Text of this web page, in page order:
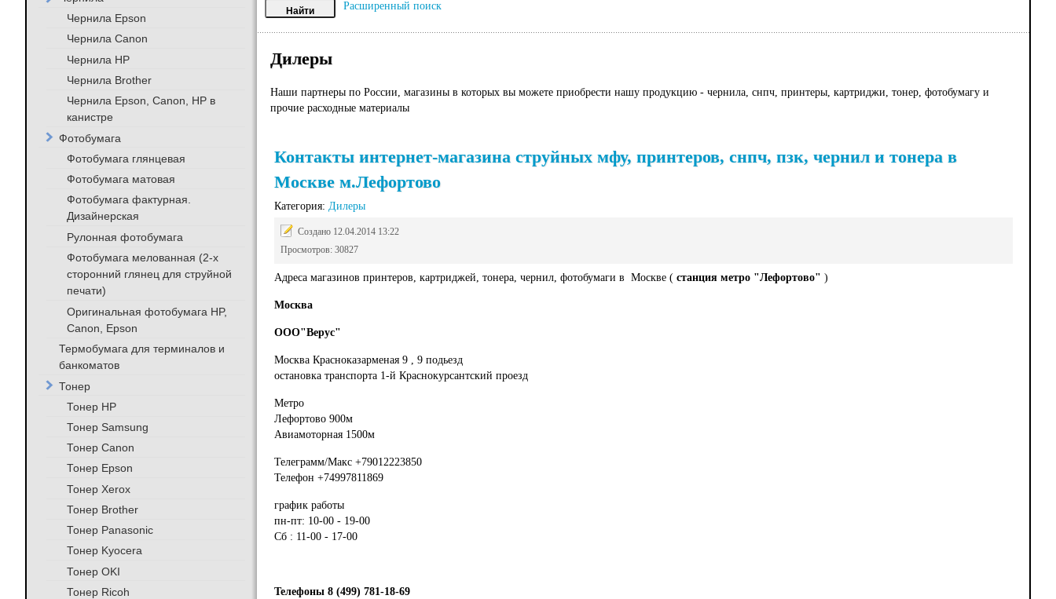
Расширенный поиск
Дилеры
Наши партнеры по России, магазины в которых вы можете приобрести нашу продукцию - чернила, снпч, принтеры, картриджи, тонер, фотобумагу и
прочие расходные материалы
Контакты интернет-магазина струйных мфу, принтеров, снпч, пзк, чернил и тонера в
Москве м.Лефортово
Категория: Дилеры
Создано 12.04.2014 13:22
Просмотров: 30827
Адреса магазинов принтеров, картриджей, тонера, чернил, фотобумаги в Москве ( станция метро "Лефортово" )
Москва
ООО"Верус"
Москва Красноказарменая 9 , 9 подьезд
остановка транспорта 1-й Краснокурсантский проезд
Метро
Лефортово 900м
Авиамоторная 1500м
Телеграмм/Макс +79012223850
Телефон +74997811869
график работы
пн-пт: 10-00 - 19-00
Сб : 11-00 - 17-00
Телефоны 8 (499) 781-18-69
Чернила Epson
Чернила Canon
Чернила HP
Чернила Brother
Чернила Epson, Canon, HP в
канистре
Фотобумага
Фотобумага глянцевая
Фотобумага матовая
Фотобумага фактурная.
Дизайнерская
Рулонная фотобумага
Фотобумага мелованная (2-х
сторонний глянец для струйной
печати)
Оригинальная фотобумага HP,
Canon, Epson
Термобумага для терминалов и
банкоматов
Тонер
Тонер HP
Тонер Samsung
Тонер Canon
Тонер Epson
Тонер Xerox
Тонер Brother
Тонер Panasonic
Тонер Kyocera
Тонер OKI
Тонер Ricoh